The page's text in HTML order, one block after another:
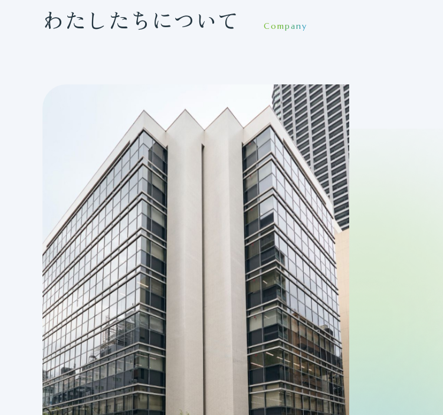
わたしたちについて Company